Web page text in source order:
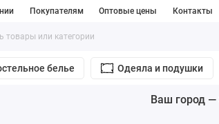
Покупателям Оптовые цены Контакты
белье Одеяла и подушки
Ваш город —